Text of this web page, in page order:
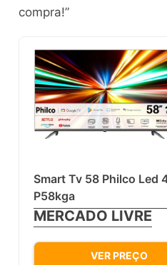
compra!”
Smart Tv 58 Philco Led
P58kga
MERCADO LIVRE
VER PREÇO